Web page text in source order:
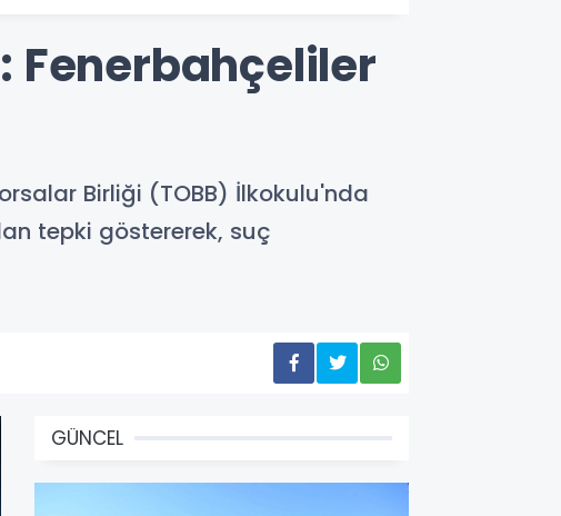
Fenerbahçeliler
Birliği (TOBB) İlkokulu'nda
tepki göstererek, suç
GÜNCEL